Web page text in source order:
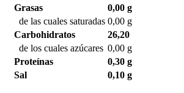
Grasas
0,00 g
de las cuales saturadas 0,00 g
Carbohidratos
26,20
de los cuales azúcares 0,00 g
Proteínas
0,30 g
Sal
0,10 g